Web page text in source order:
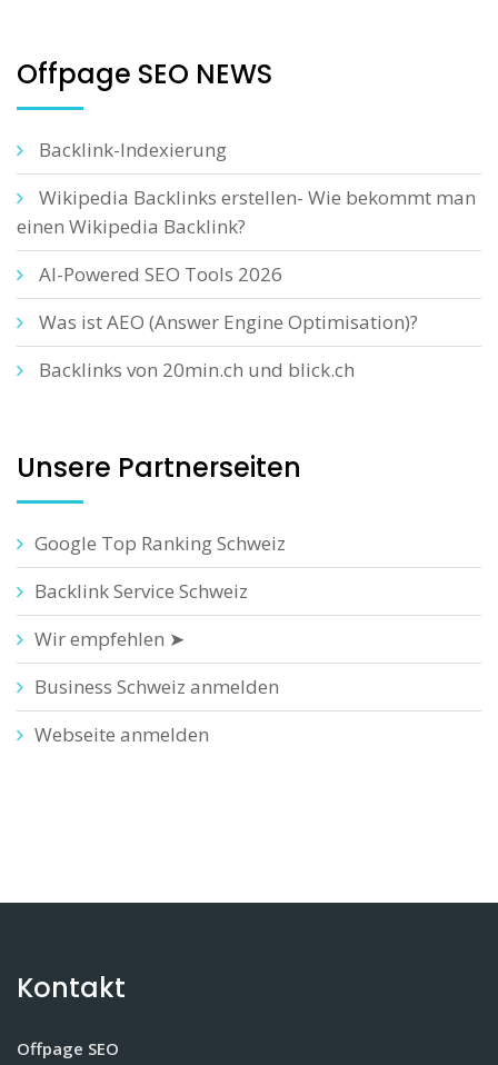
Offpage SEO NEWS
Backlink-Indexierung
Wikipedia Backlinks erstellen- Wie bekommt man
einen Wikipedia Backlink?
AI-Powered SEO Tools 2026
Was ist AEO (Answer Engine Optimisation)?
Backlinks von 20min.ch und blick.ch
Unsere Partnerseiten
Google Top Ranking Schweiz
Backlink Service Schweiz
Wir empfehlen ➤
Business Schweiz anmelden
Webseite anmelden
Kontakt
Offpage SEO